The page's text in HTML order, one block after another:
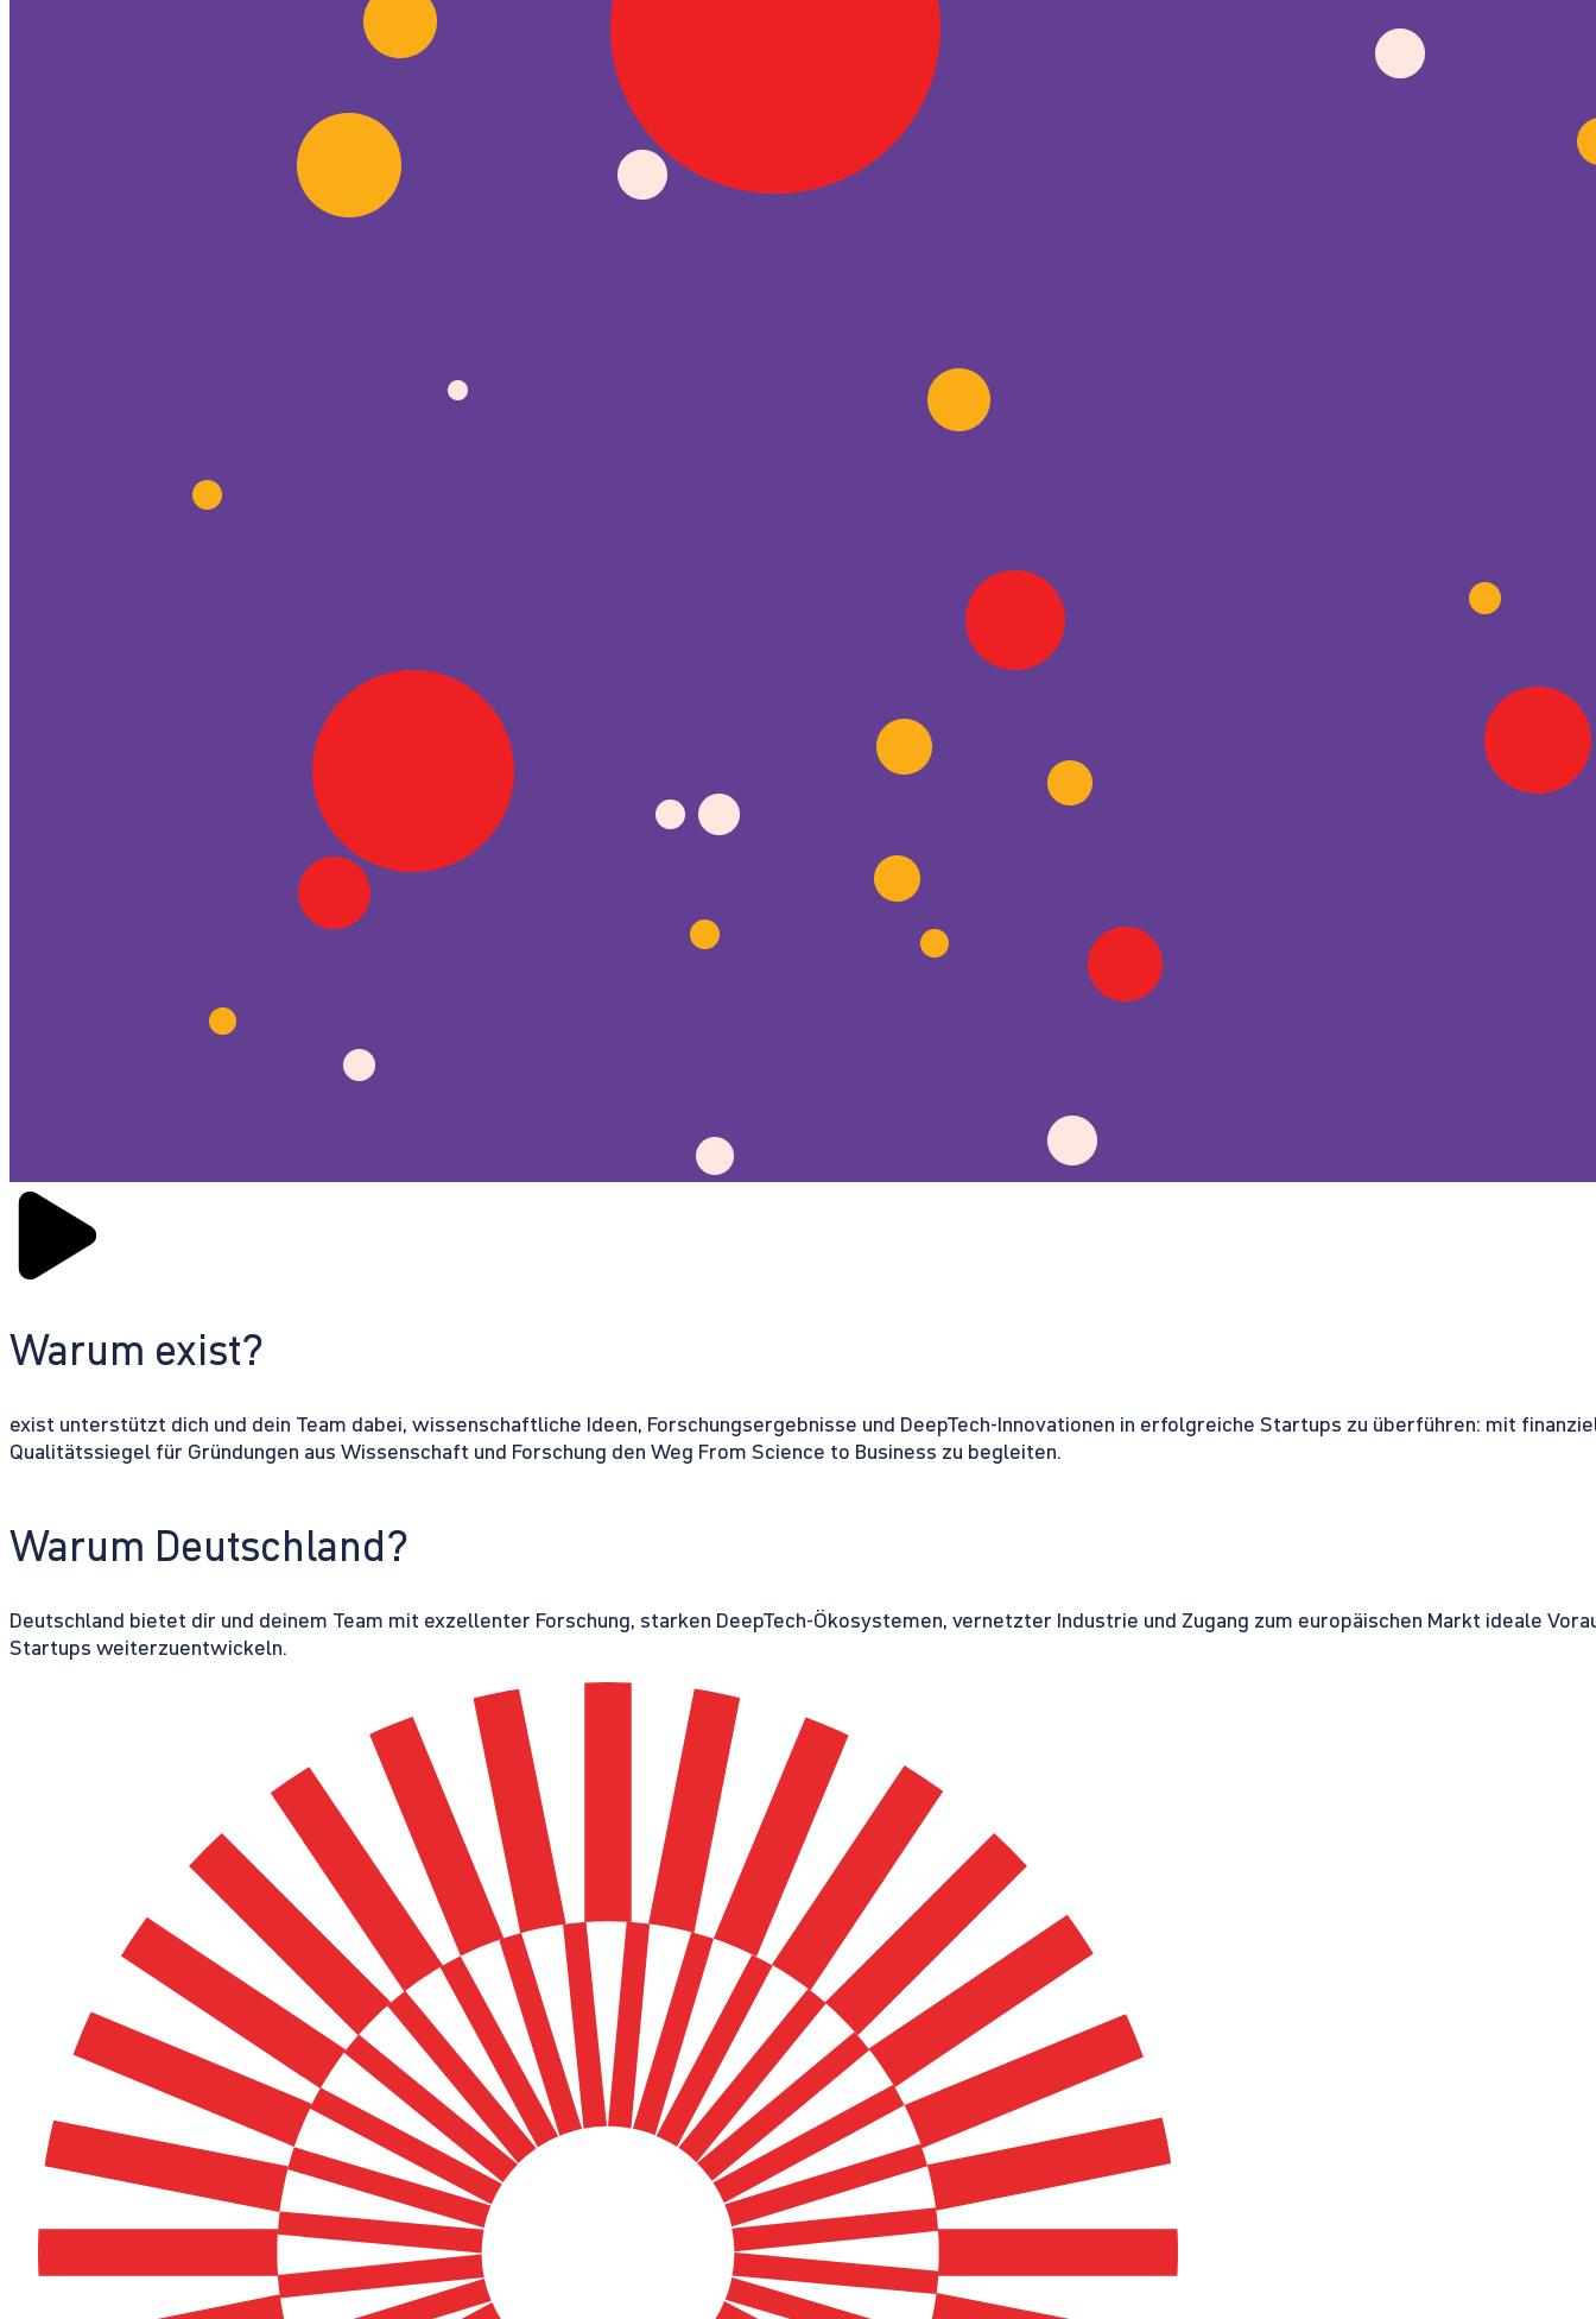
Warum exist?
exist unterstützt dich und dein Team dabei, wissenschaftliche Ideen, Forschungsergebnisse und DeepTech-Innovationen in erfolgreiche Startups zu überführen: mit
Qualitätssiegel für Gründungen aus Wissenschaft und Forschung den Weg From Science to Business zu begleiten.
Warum Deutschland?
Deutschland bietet dir und deinem Team mit exzellenter Forschung, starken DeepTech-Ökosystemen, vernetzter Industrie und Zugang zum europäischen Markt ideale
Startups weiterzuentwickeln.